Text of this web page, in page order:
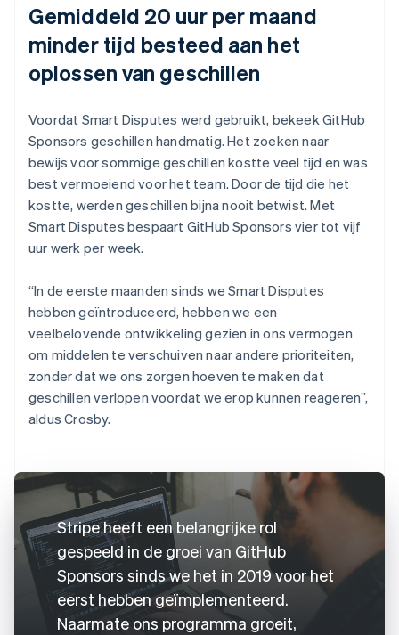
Gemiddeld 20 uur per maand
minder tijd besteed aan het
oplossen van geschillen
Voordat Smart Disputes werd gebruikt, bekeek GitHub
Sponsors geschillen handmatig. Het zoeken naar
bewijs voor sommige geschillen kostte veel tijd en was
best vermoeiend voor het team. Door de tijd die het
kostte, werden geschillen bijna nooit betwist. Met
Smart Disputes bespaart GitHub Sponsors vier tot vijf
uur werk per week.
“In de eerste maanden sinds we Smart Disputes
hebben geïntroduceerd, hebben we een
veelbelovende ontwikkeling gezien in ons vermogen
om middelen te verschuiven naar andere prioriteiten,
zonder dat we ons zorgen hoeven te maken dat
geschillen verlopen voordat we erop kunnen reageren”,
aldus Crosby.
Stripe heeft een belangrijke rol
gespeeld in de groei van GitHub
Sponsors sinds we het in 2019 voor het
eerst hebben geïmplementeerd.
Naarmate ons programma groeit,